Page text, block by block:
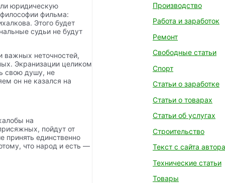
юридическую
философии фильма:
Этого будет
судьи не будут
важных неточностей,
Экранизации целиком
свою душу, не
он не казался на
на
пойдут от
принять единственно
что народ и есть —
Производство
Работа и заработок
Ремонт
Свободные статьи
Спорт
Статьи о заработке
Статьи о товарах
Статьи об услугах
Строительство
Текст с сайта автора
Технические статьи
Товары